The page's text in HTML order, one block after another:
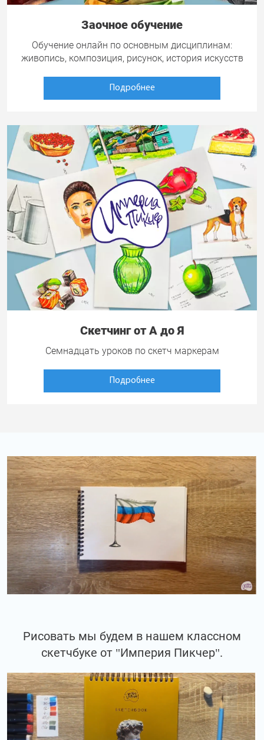
Заочное обучение
Обучение онлайн по основным дисциплинам:
живопись, композиция, рисунок, история искусств
Подробнее
Скетчинг от А до Я
Семнадцать уроков по скетч маркерам
Подробнее
Рисовать мы будем в нашем классном
скетчбуке от "Империя Пикчер".